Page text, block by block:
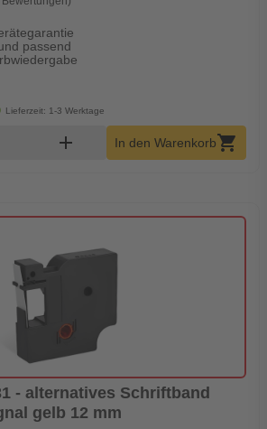
passend
Lieferzeit: 1-3 Werktage
Warenkorb Menge
add In den Warenkorbshopping_cart
- alternatives Schriftband
gelb 12 mm